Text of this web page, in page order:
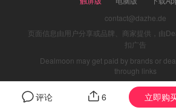
评论 6 立即购
contact@dazhe.de
页面信息由用户分享或品牌、商家提供，由
扣广告
Dealmoon may get paid by brands or
through links